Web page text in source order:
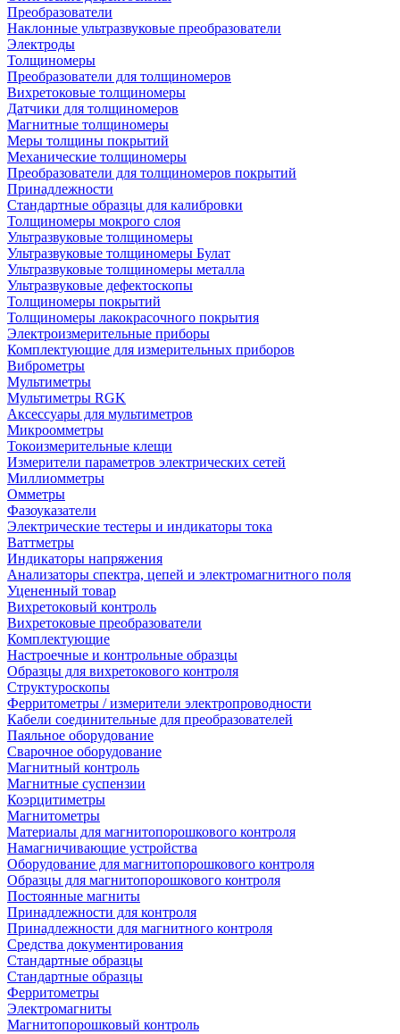
Преобразователи
Наклонные ультразвуковые преобразователи
Электроды
Толщиномеры
Преобразователи для толщиномеров
Вихретоковые толщиномеры
Датчики для толщиномеров
Магнитные толщиномеры
Меры толщины покрытий
Механические толщиномеры
Преобразователи для толщиномеров покрытий
Принадлежности
Стандартные образцы для калибровки
Толщиномеры мокрого слоя
Ультразвуковые толщиномеры
Ультразвуковые толщиномеры Булат
Ультразвуковые толщиномеры металла
Ультразвуковые дефектоскопы
Толщиномеры покрытий
Толщиномеры лакокрасочного покрытия
Электроизмерительные приборы
Комплектующие для измерительных приборов
Виброметры
Мультиметры
Мультиметры RGK
Аксессуары для мультиметров
Микроомметры
Токоизмерительные клещи
Измерители параметров электрических сетей
Миллиомметры
Омметры
Фазоуказатели
Электрические тестеры и индикаторы тока
Ваттметры
Индикаторы напряжения
Анализаторы спектра, цепей и электромагнитного поля
Уцененный товар
Вихретоковый контроль
Вихретоковые преобразователи
Комплектующие
Настроечные и контрольные образцы
Образцы для вихретокового контроля
Структуроскопы
Ферритометры / измерители электропроводности
Кабели соединительные для преобразователей
Паяльное оборудование
Сварочное оборудование
Магнитный контроль
Магнитные суспензии
Коэрцитиметры
Магнитометры
Материалы для магнитопорошкового контроля
Намагничивающие устройства
Оборудование для магнитопорошкового контроля
Образцы для магнитопорошкового контроля
Постоянные магниты
Принадлежности для контроля
Принадлежности для магнитного контроля
Средства документирования
Стандартные образцы
Стандартные образцы
Ферритометры
Электромагниты
Магнитопорошковый контроль